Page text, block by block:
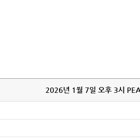
2026년 1월 7일 오후 3시